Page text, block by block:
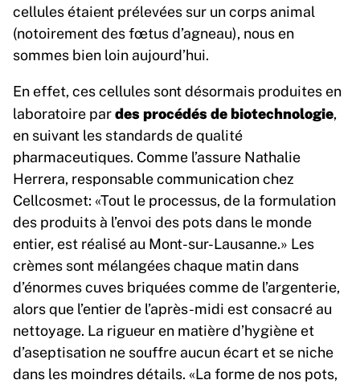
cellules étaient prélevées sur un corps animal
(notoirement des fœtus d’agneau), nous en
sommes bien loin aujourd’hui.
En effet, ces cellules sont désormais produites en
laboratoire pardes procédés de biotechnologie,
en suivant les standards de qualité
pharmaceutiques. Comme l’assure Nathalie
Herrera, responsable communication chez
Cellcosmet: «Tout le processus, de la formulation
des produits à l’envoi des pots dans le monde
entier, est réalisé au Mont-sur-Lausanne.» Les
crèmes sont mélangées chaque matin dans
d’énormes cuves briquées comme de l’argenterie,
alors que l’entier de l’après-midi est consacré au
nettoyage. La rigueur en matière d’hygiène et
d’aseptisation ne souffre aucun écart et se niche
dans les moindres détails. «La forme de nos pots,